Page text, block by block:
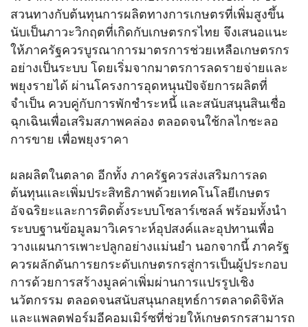
สวนทางกับต้นทุนการผลิตทางการเกษตรที่เพิ่มสูงขึ้น
นับเป็นภาวะวิกฤตที่เกิดกับเกษตรกรไทย จึงเสนอแนะ
ให้ภาครัฐควรบูรณาการมาตรการช่วยเหลือเกษตรกร
อย่างเป็นระบบ โดยเริ่มจากมาตรการลดรายจ่ายและ
พยุงรายได้ ผ่านโครงการอุดหนุนปัจจัยการผลิตที่
จำเป็น ควบคู่กับการพักชำระหนี้ และสนับสนุนสินเชื่อ
ฉุกเฉินเพื่อเสริมสภาพคล่อง ตลอดจนใช้กลไกชะลอ
การขาย เพื่อพยุงราคา
ผลผลิตในตลาด อีกทั้ง ภาครัฐควรส่งเสริมการลด
ต้นทุนและเพิ่มประสิทธิภาพด้วยเทคโนโลยีเกษตร
อัจฉริยะและการติดตั้งระบบโซลาร์เซลล์ พร้อมทั้งนำ
ระบบฐานข้อมูลมาวิเคราะห์อุปสงค์และอุปทานเพื่อ
วางแผนการเพาะปลูกอย่างแม่นยำ นอกจากนี้ ภาครัฐ
ควรผลักดันการยกระดับเกษตรกรสู่การเป็นผู้ประกอบ
การด้วยการสร้างมูลค่าเพิ่มผ่านการแปรรูปเชิง
นวัตกรรม ตลอดจนสนับสนุนกลยุทธ์การตลาดดิจิทัล
และแพลตฟอร์มอีคอมเมิร์ซที่ช่วยให้เกษตรกรสามารถ